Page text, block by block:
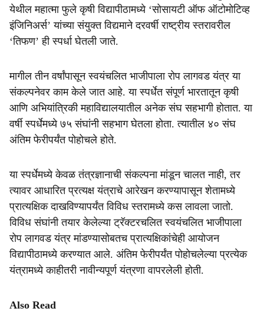
येथील महात्मा फुले कृषी विद्यापीठामध्ये ‘सोसायटी ऑफ ऑटोमोटिव्ह
इंजिनिअर्स’ यांच्या संयुक्त विद्यमाने दरवर्षी राष्ट्रीय स्तरावरील
‘तिफण’ ही स्पर्धा घेतली जाते.
मागील तीन वर्षांपासून स्वयंचलित भाजीपाला रोप लागवड यंत्र या
संकल्पनेवर काम केले जात आहे. या स्पर्धेत संपूर्ण भारतातून कृषी
आणि अभियांत्रिकी महाविद्यालयातील अनेक संघ सहभागी होतात. या
वर्षी स्पर्धेमध्ये ७५ संघांनी सहभाग घेतला होता. त्यातील ४० संघ
अंतिम फेरीपर्यंत पोहोचले होते.
या स्पर्धेमध्ये केवळ तंत्रज्ञानाची संकल्पना मांडून चालत नाही, तर
त्यावर आधारित प्रत्यक्ष यंत्राचे आरेखन करण्यापासून शेतामध्ये
प्रात्यक्षिक दाखविण्यापर्यंत विविध स्तरामध्ये कस लावला जातो.
विविध संघांनी तयार केलेल्या ट्रॅक्टरचलित स्वयंचलित भाजीपाला
रोप लागवड यंत्र मांडण्यासोबतच प्रात्यक्षिकांचेही आयोजन
विद्यापीठामध्ये करण्यात आले. अंतिम फेरीपर्यंत पोहोचलेल्या प्रत्येक
यंत्रामध्ये काहीतरी नावीन्यपूर्ण यंत्रणा वापरलेली होती.
Also Read